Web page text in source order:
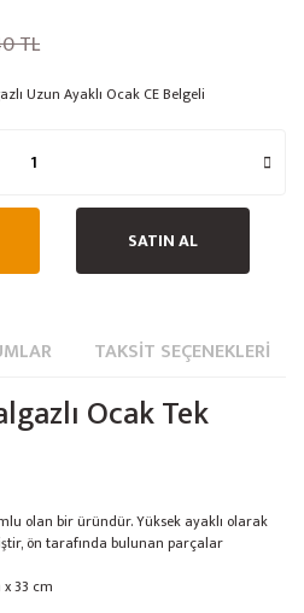
TL
Uzun Ayaklı Ocak CE Belgeli
SATIN AL
TAKSIT SEÇENEKLERI
Ocak Tek
olan bir üründür. Yüksek ayaklı olarak
ön tarafında bulunan parçalar
33 cm